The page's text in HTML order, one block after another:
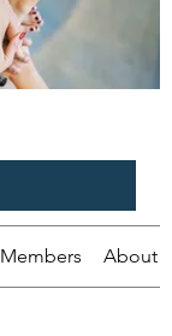
Members About